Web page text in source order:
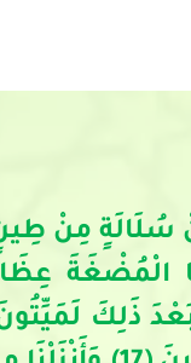
الْمُضْغَةَ